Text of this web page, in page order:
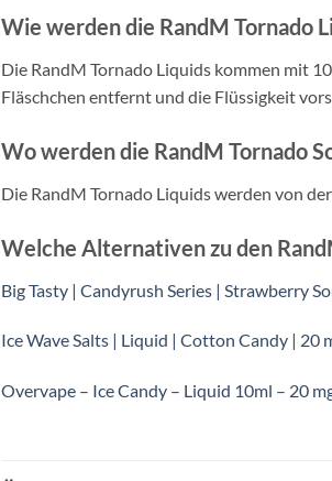
Wie werden die RandM Tornado
Die RandM Tornado Liquids kommen mit
Fläschchen entfernt und die Flüssigkeit
Wo werden die RandM Tornado
Die RandM Tornado Liquids werden von
Welche Alternativen zu den
Big Tasty | Candyrush Series | Strawberry
Ice Wave Salts | Liquid | Cotton Candy | 20
Overvape – Ice Candy – Liquid 10ml – 20